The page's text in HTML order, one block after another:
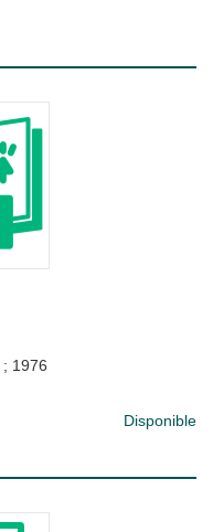
; 1976
Disponible